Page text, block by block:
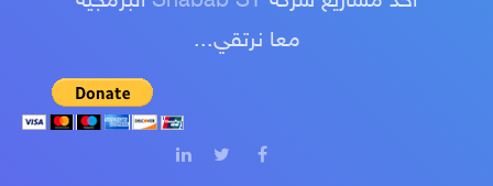
معا نرتقي...